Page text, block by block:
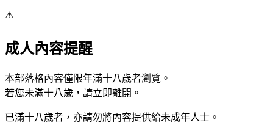
⚠️
成人內容提醒
本部落格內容僅限年滿十八歲者瀏覽。
若您未滿十八歲，請立即離開。
已滿十八歲者，亦請勿將內容提供給未成年人士。